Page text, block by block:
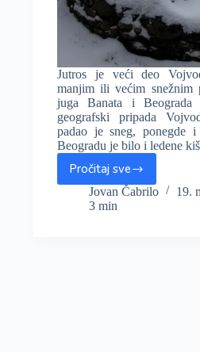
Jutros je veći deo
manjim ili većim snežnim
juga Banata i
geografski pripada
padao je sneg, ponegde
Beogradu je bilo i ledene
Pročitaj sve
Jutros
u
Vojvodini
Jovan Čabrilo
19.
3 min